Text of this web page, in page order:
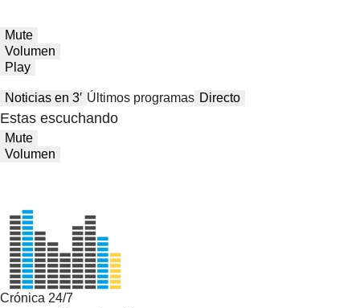
Mute
Volumen
Play
Noticias en 3′ Últimos programas Directo
Estas escuchando
Mute
Volumen
Crónica 24/7